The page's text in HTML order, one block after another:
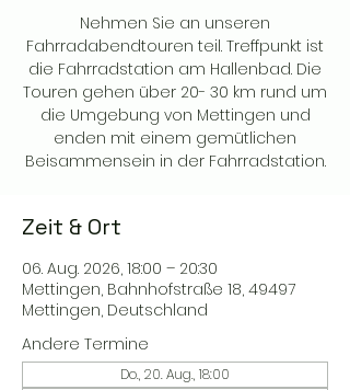
Nehmen Sie an unseren
Fahrradabendtouren teil. Treffpunkt ist
die Fahrradstation am Hallenbad. Die
Touren gehen über 20- 30 km rund um
die Umgebung von Mettingen und
enden mit einem gemütlichen
Beisammensein in der Fahrradstation.
Zeit & Ort
06. Aug. 2026, 18:00 – 20:30
Mettingen, Bahnhofstraße 18, 49497
Mettingen, Deutschland
Andere Termine
Do., 20. Aug., 18:00